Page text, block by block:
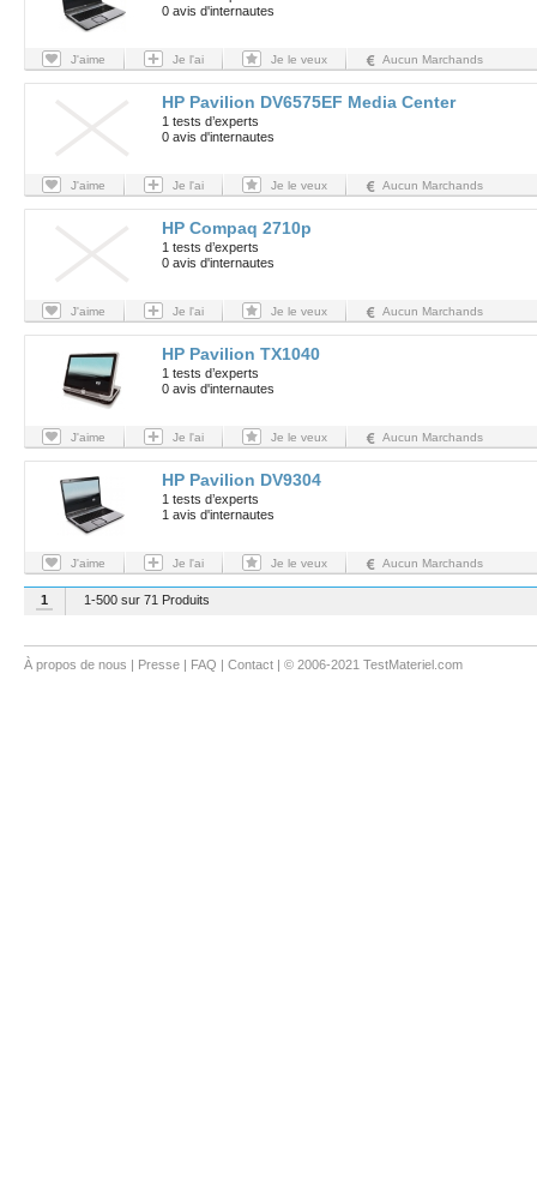
0 avis d'internautes
J'aime Je l'ai Je le veux Aucun Marchands
HP Pavilion DV6575EF Media Center
1 tests d’experts
0 avis d'internautes
J'aime Je l'ai Je le veux Aucun Marchands
HP Compaq 2710p
1 tests d’experts
0 avis d'internautes
J'aime Je l'ai Je le veux Aucun Marchands
HP Pavilion TX1040
1 tests d’experts
0 avis d'internautes
J'aime Je l'ai Je le veux Aucun Marchands
HP Pavilion DV9304
1 tests d’experts
1 avis d'internautes
J'aime Je l'ai Je le veux Aucun Marchands
1 1-500 sur 71 Produits
À propos de nous | Presse | FAQ | Contact | © 2006-2021 TestMateriel.com